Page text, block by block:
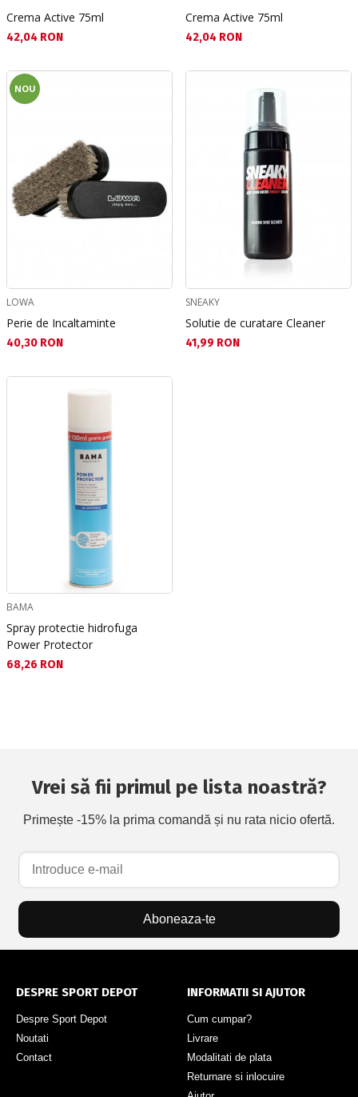
Crema Active 75ml
Текуща цена:
42,04 RON
Crema Active 75ml
Текуща цена:
42,04 RON
NOU
LOWA
Perie de Incaltaminte
Текуща цена:
40,30 RON
SNEAKY
Solutie de curatare Cleaner
Текуща цена:
41,99 RON
BAMA
Spray protectie hidrofuga
Power Protector
Текуща цена:
68,26 RON
Vrei să fii primul pe lista noastră?
Primește -15% la prima comandă și nu rata nicio ofertă.
Aboneaza-te
DESPRE SPORT DEPOT
Despre Sport Depot
Noutati
Contact
INFORMATII SI AJUTOR
Cum cumpar?
Livrare
Modalitati de plata
Returnare si inlocuire